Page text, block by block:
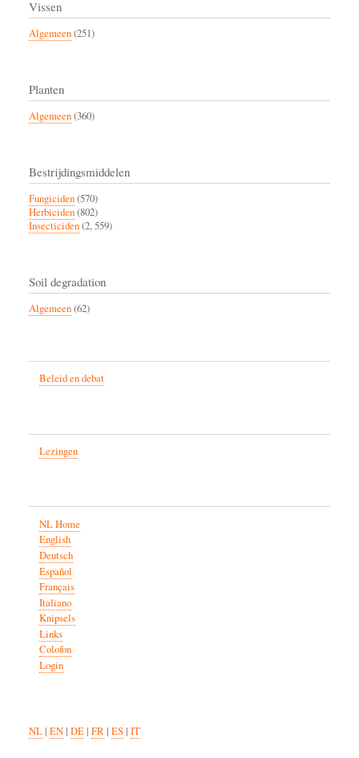
Vissen
Algemeen(251)
Planten
Algemeen(360)
Bestrijdingsmiddelen
Fungiciden(570)
Herbiciden(802)
Insecticiden(2, 559)
Soil degradation
Algemeen(62)
Beleid en debat
Lezingen
NL Home
English
Deutsch
Español
Français
Italiano
Knipsels
Links
Colofon
Login
NL| EN| DE| FR| ES| IT